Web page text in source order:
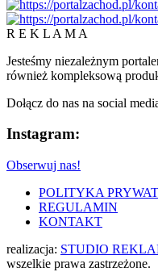
R E K L A M A
Jesteśmy niezależnym
również kompleksową
Dołącz do nas na social
Instagram:
Obserwuj nas!
POLITYKA
REGULAMIN
KONTAKT
realizacja: STUDIO
wszelkie prawa zastrzeżone.